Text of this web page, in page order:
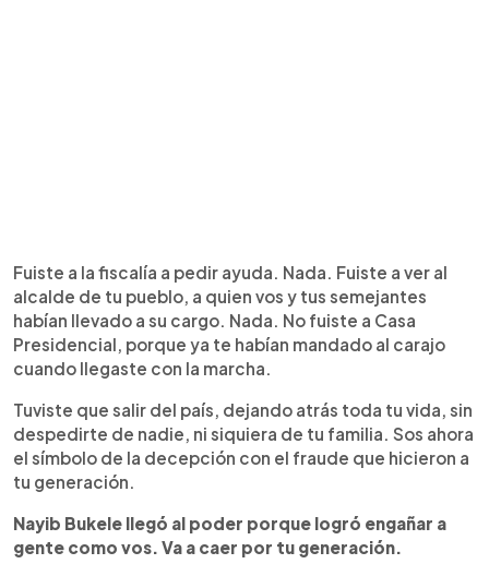
Fuiste a la fiscalía a pedir ayuda. Nada. Fuiste a ver al
alcalde de tu pueblo, a quien vos y tus semejantes
habían llevado a su cargo. Nada. No fuiste a Casa
Presidencial, porque ya te habían mandado al carajo
cuando llegaste con la marcha.
Tuviste que salir del país, dejando atrás toda tu vida, sin
despedirte de nadie, ni siquiera de tu familia. Sos ahora
el símbolo de la decepción con el fraude que hicieron a
tu generación.
Nayib Bukele llegó al poder porque logró engañar a
gente como vos. Va a caer por tu generación.